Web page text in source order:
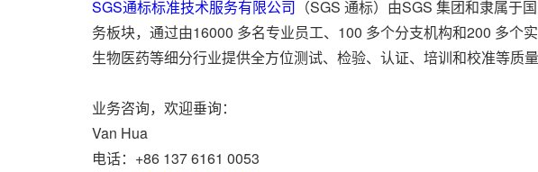
SGS通标标准技术服务有限公司 （SGS 通标）由SGS 集团和隶属
务板块，通过由16000 多名专业员工、100 多个分支机构和200 多个
生物医药等细分行业提供全方位测试、检验、认证、培训和校准等质量
业务咨询，欢迎垂询：
Van Hua
电话：+86 137 6161 0053